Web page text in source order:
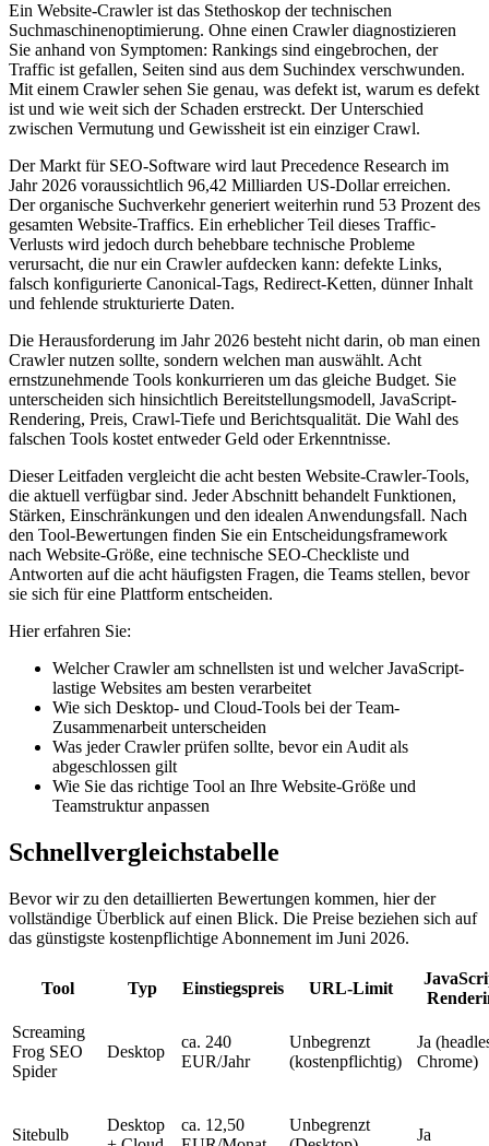
Ein Website-Crawler ist das Stethoskop der technischen
Suchmaschinenoptimierung. Ohne einen Crawler diagnostizieren
Sie anhand von Symptomen: Rankings sind eingebrochen, der
Traffic ist gefallen, Seiten sind aus dem Suchindex verschwunden.
Mit einem Crawler sehen Sie genau, was defekt ist, warum es defekt
ist und wie weit sich der Schaden erstreckt. Der Unterschied
zwischen Vermutung und Gewissheit ist ein einziger Crawl.
Der Markt für SEO-Software wird laut Precedence Research im
Jahr 2026 voraussichtlich 96,42 Milliarden US-Dollar erreichen.
Der organische Suchverkehr generiert weiterhin rund 53 Prozent des
gesamten Website-Traffics. Ein erheblicher Teil dieses Traffic-
Verlusts wird jedoch durch behebbare technische Probleme
verursacht, die nur ein Crawler aufdecken kann: defekte Links,
falsch konfigurierte Canonical-Tags, Redirect-Ketten, dünner Inhalt
und fehlende strukturierte Daten.
Die Herausforderung im Jahr 2026 besteht nicht darin, ob man einen
Crawler nutzen sollte, sondern welchen man auswählt. Acht
ernstzunehmende Tools konkurrieren um das gleiche Budget. Sie
unterscheiden sich hinsichtlich Bereitstellungsmodell, JavaScript-
Rendering, Preis, Crawl-Tiefe und Berichtsqualität. Die Wahl des
falschen Tools kostet entweder Geld oder Erkenntnisse.
Dieser Leitfaden vergleicht die acht besten Website-Crawler-Tools,
die aktuell verfügbar sind. Jeder Abschnitt behandelt Funktionen,
Stärken, Einschränkungen und den idealen Anwendungsfall. Nach
den Tool-Bewertungen finden Sie ein Entscheidungsframework
nach Website-Größe, eine technische SEO-Checkliste und
Antworten auf die acht häufigsten Fragen, die Teams stellen, bevor
sie sich für eine Plattform entscheiden.
Hier erfahren Sie:
Welcher Crawler am schnellsten ist und welcher JavaScript-
lastige Websites am besten verarbeitet
Wie sich Desktop- und Cloud-Tools bei der Team-
Zusammenarbeit unterscheiden
Was jeder Crawler prüfen sollte, bevor ein Audit als
abgeschlossen gilt
Wie Sie das richtige Tool an Ihre Website-Größe und
Teamstruktur anpassen
Schnellvergleichstabelle
Bevor wir zu den detaillierten Bewertungen kommen, hier der
vollständige Überblick auf einen Blick. Die Preise beziehen sich auf
das günstigste kostenpflichtige Abonnement im Juni 2026.
Tool Typ Einstiegspreis URL-Limit
Screaming
Frog SEO
Spider
Desktop
ca. 240
EUR/Jahr
Unbegrenzt
(kostenpflichtig)
Ja
Chrome)
Sitebulb
Desktop
ca. 12,50
Unbegrenzt
Ja